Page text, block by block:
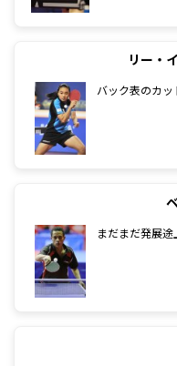
リー・
バック表のカッ
まだまだ発展